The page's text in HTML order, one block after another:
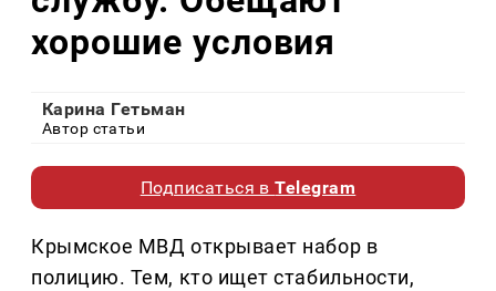
хорошие условия
Карина Гетьман
Автор статьи
Подписаться вTelegram
Крымское МВД открывает набор в
полицию. Тем, кто ищет стабильности,